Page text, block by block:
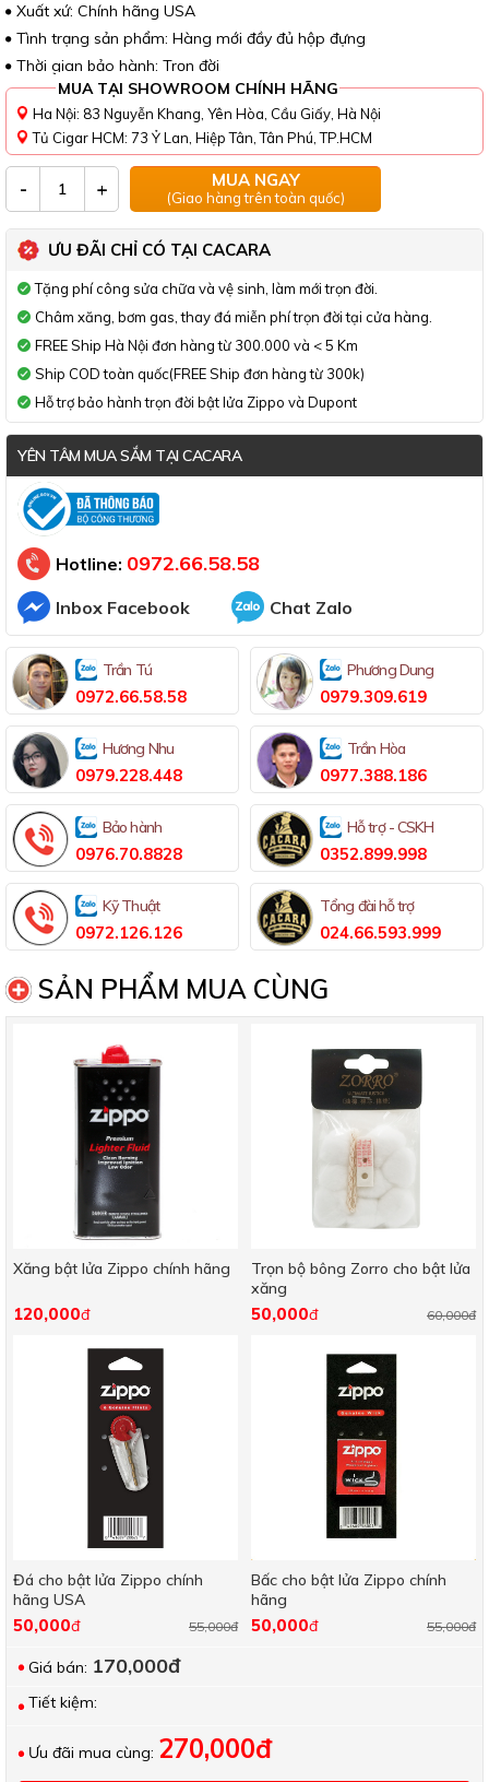
Xuất xứ: Chính hãng USA
Tình trạng sản phẩm: Hàng mới đầy đủ hộp đựng
Thời gian bảo hành: Trọn đời
MUA TẠI SHOWROOM CHÍNH HÃNG
Ha Nội: 83 Nguyễn Khang, Yên Hòa, Cầu Giấy, Hà Nội
Tủ Cigar HCM: 73 Ỷ Lan, Hiệp Tân, Tân Phú, TP.HCM
- + MUA NGAY
(Giao hàng trên toàn quốc)
ƯU ĐÃI CHỈ CÓ TẠI CACARA
Tặng phí công sửa chữa và vệ sinh, làm mới trọn đời.
Châm xăng, bơm gas, thay đá miễn phí trọn đời tại cửa hàng.
FREE Ship Hà Nội đơn hàng từ 300.000 và < 5 Km
Ship COD toàn quốc(FREE Ship đơn hàng từ 300k)
Hỗ trợ bảo hành trọn đời bật lửa Zippo và Dupont
YÊN TÂM MUA SẮM TẠI CACARA
Đã thông báo Bộ Công Thương
Hotline: 0972.66.58.58
Inbox Facebook Chat Zalo
Trần Tú
0972.66.58.58
Phương Dung
0979.309.619
Hương Nhu
0979.228.448
Trần Hòa
0977.388.186
Bảo hành
0976.70.8828
Hỗ trợ - CSKH
0352.899.998
Kỹ Thuật
0972.126.126
Tổng đài hỗ trợ
024.66.593.999
SẢN PHẨM MUA CÙNG
Xăng bật lửa Zippo chính hãng
120,000đ
Trọn bộ bông Zorro cho bật lửa
xăng
60,000đ
50,000đ
Đá cho bật lửa Zippo chính
hãng USA
55,000đ
50,000đ
Bấc cho bật lửa Zippo chính
hãng
55,000đ
50,000đ
Giá bán: 170,000đ
Tiết kiệm:
Ưu đãi mua cùng: 270,000đ